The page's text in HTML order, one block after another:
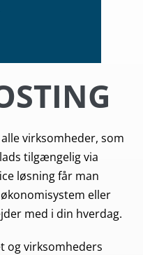
virksomheder, som
tilgængelig via
løsning får man
eller
med i din hverdag.
og virksomheders